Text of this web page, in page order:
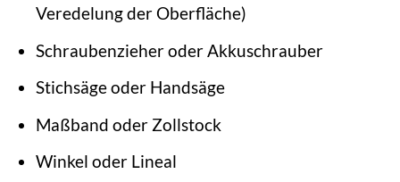
Veredelung der Oberfläche)
Schraubenzieher oder Akkuschrauber
Stichsäge oder Handsäge
Maßband oder Zollstock
Winkel oder Lineal